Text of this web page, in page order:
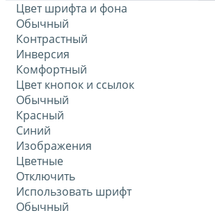
Цвет шрифта и фона
Обычный
Контрастный
Инверсия
Комфортный
Цвет кнопок и ссылок
Обычный
Красный
Синий
Изображения
Цветные
Отключить
Использовать шрифт
Обычный